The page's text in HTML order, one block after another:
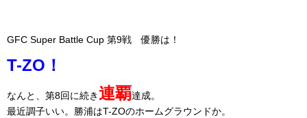
GFC Super Battle Cup 第9戦 優勝は！
T-ZO！
なんと、第8回に続き連覇達成。
最近調子いい。勝浦はT-ZOのホームグラウンドか。